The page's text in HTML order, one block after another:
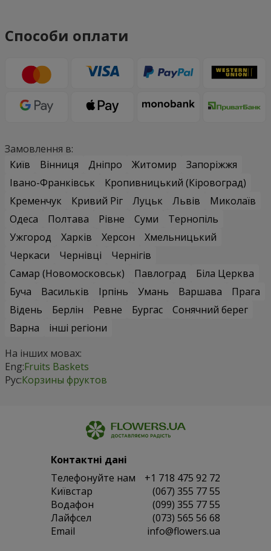
Способи оплати
Замовлення в:
Київ
Вінниця Дніпро Житомир
Запоріжжя
Івано-Франківськ
Кропивницький (Кіровоград)
Кременчук
Кривий Ріг Луцьк Львів
Миколаїв
Одеса
Полтава Рівне Суми
Тернопіль
Ужгород
Харків Херсон
Хмельницький
Черкаси
Чернівці
Чернігів
Самар (Новомосковськ)
Павлоград
Біла Церква
Буча
Васильків Ірпінь Умань Варшава
Прага
Відень
Берлін Ревне Бургас
Сонячний берег
Варна
інші регіони
На інших мовах:
Eng:Fruits Baskets
Рус:Корзины фруктов
Контактні дані
Телефонуйте нам
+1 718 475 92 72
Київстар
(067) 355 77 55
Водафон
(099) 355 77 55
Лайфсел
(073) 565 56 68
Email
info@flowers.ua